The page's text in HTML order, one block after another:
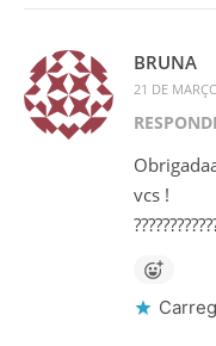
BRUNA
21 DE
vcs !